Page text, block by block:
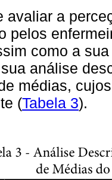
avaliar a
pelos
como a
análise
médias,
(Tabela 3).